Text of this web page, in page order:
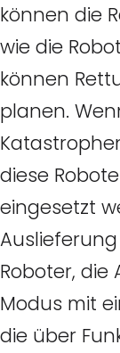
können die
wie die
können
planen.
diese
eingesetzt
Roboter,
Modus mit
die über